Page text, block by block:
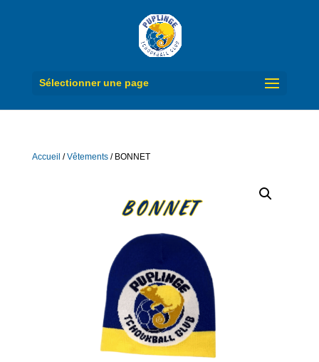
Sélectionner une page
Accueil /Vêtements/ BONNET